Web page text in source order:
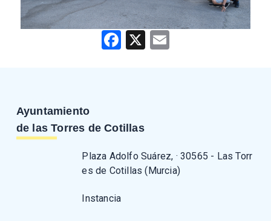
Facebook
X
Ayuntamiento
de las Torres de Cotillas
Plaza Adolfo Suárez, · 30565 - Las Torr
es de Cotillas (Murcia)
Instancia